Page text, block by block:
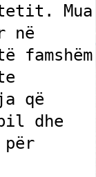
Mua
në
që
dhe